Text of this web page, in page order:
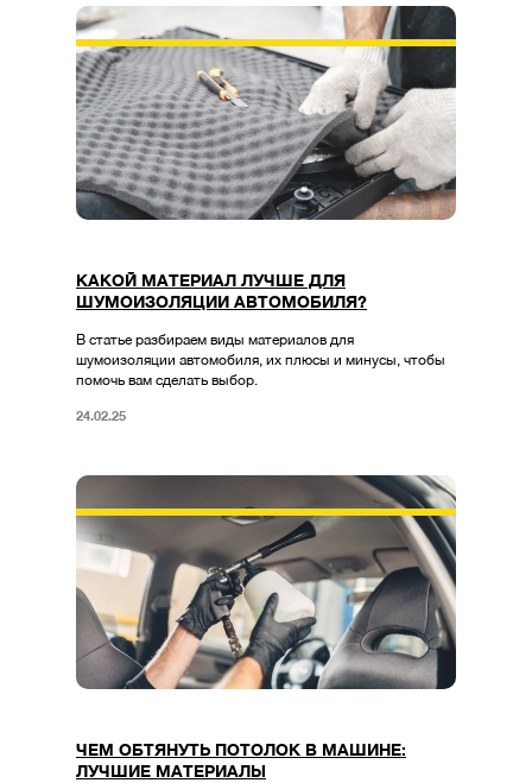
КАКОЙ МАТЕРИАЛ ЛУЧШЕ ДЛЯ
ШУМОИЗОЛЯЦИИ АВТОМОБИЛЯ?
В статье разбираем виды материалов для
шумоизоляции автомобиля, их плюсы и минусы, чтобы
помочь вам сделать выбор.
24.02.25
ЧЕМ ОБТЯНУТЬ ПОТОЛОК В МАШИНЕ:
ЛУЧШИЕ МАТЕРИАЛЫ